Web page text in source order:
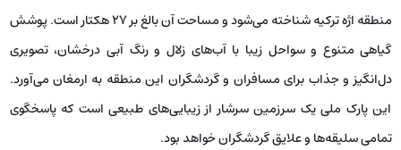
منطقه اژه ترکیه شناخته می‌شود و مساحت آن بالغ بر ۲۷ هکتار است. پوشش
گیاهی متنوع و سواحل زیبا با آب‌های زلال و رنگ آبی درخشان، تصویری
دل‌انگیز و جذاب برای مسافران و گردشگران این منطقه به ارمغان می‌آورد.
این پارک ملی یک سرزمین سرشار از زیبایی‌های طبیعی است که پاسخگوی
تمامی سلیقه‌ها و علایق گردشگران خواهد بود.